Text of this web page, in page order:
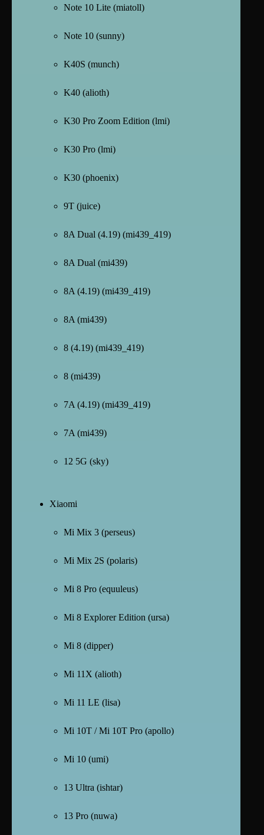
Note 10 Lite (miatoll)
Note 10 (sunny)
K40S (munch)
K40 (alioth)
K30 Pro Zoom Edition (lmi)
K30 Pro (lmi)
K30 (phoenix)
9T (juice)
8A Dual (4.19) (mi439_419)
8A Dual (mi439)
8A (4.19) (mi439_419)
8A (mi439)
8 (4.19) (mi439_419)
8 (mi439)
7A (4.19) (mi439_419)
7A (mi439)
12 5G (sky)
Xiaomi
Mi Mix 3 (perseus)
Mi Mix 2S (polaris)
Mi 8 Pro (equuleus)
Mi 8 Explorer Edition (ursa)
Mi 8 (dipper)
Mi 11X (alioth)
Mi 11 LE (lisa)
Mi 10T / Mi 10T Pro (apollo)
Mi 10 (umi)
13 Ultra (ishtar)
13 Pro (nuwa)